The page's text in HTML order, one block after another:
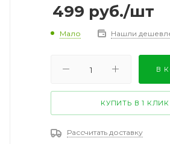
499 руб./шт
Мало Нашли
В
КУПИТЬ В 1 КЛИК
Рассчитать доставку